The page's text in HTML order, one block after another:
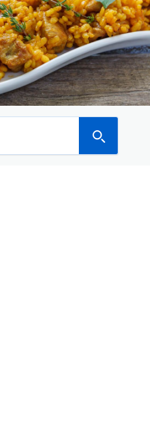
alquilar tu piso o vivienda